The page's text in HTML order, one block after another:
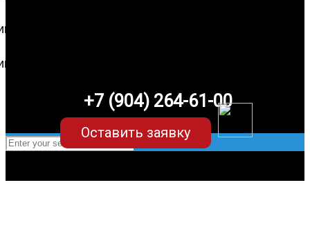
+7 (904) 264-61-00
Оставить заявку